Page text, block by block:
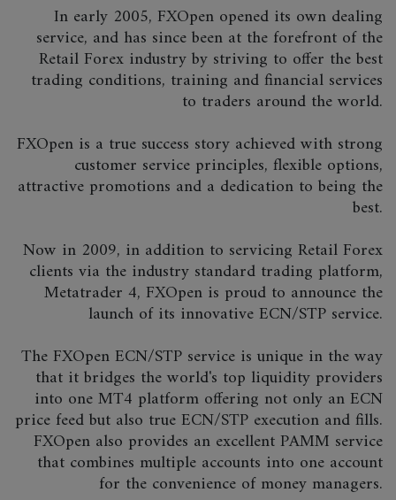
In early 2005, FXOpen opened its own dealing
service, and has since been at the forefront of the
Retail Forex industry by striving to offer the best
trading conditions, training and financial services
to traders around the world.
FXOpen is a true success story achieved with strong
customer service principles, flexible options,
attractive promotions and a dedication to being the
best.
Now in 2009, in addition to servicing Retail Forex
clients via the industry standard trading platform,
Metatrader 4, FXOpen is proud to announce the
launch of its innovative ECN/STP service.
The FXOpen ECN/STP service is unique in the way
that it bridges the world's top liquidity providers
into one MT4 platform offering not only an ECN
price feed but also true ECN/STP execution and fills.
FXOpen also provides an excellent PAMM service
that combines multiple accounts into one account
for the convenience of money managers.